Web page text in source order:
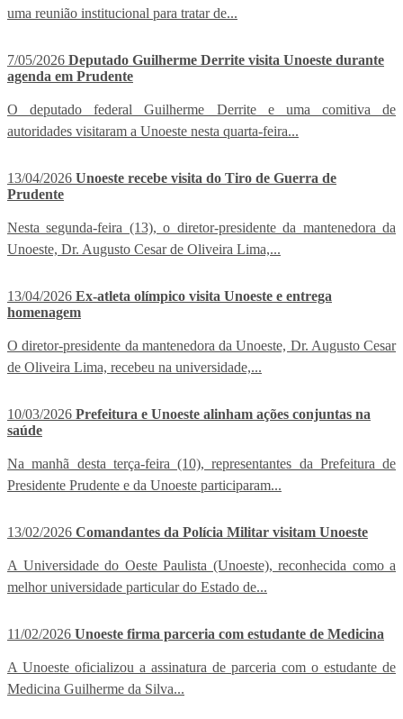
uma reunião institucional para tratar de...
7/05/2026 Deputado Guilherme Derrite visita Unoeste durante
agenda em Prudente
O deputado federal Guilherme Derrite e uma comitiva de
autoridades visitaram a Unoeste nesta quarta-feira...
13/04/2026 Unoeste recebe visita do Tiro de Guerra de
Prudente
Nesta segunda-feira (13), o diretor-presidente da mantenedora da
Unoeste, Dr. Augusto Cesar de Oliveira Lima,...
13/04/2026 Ex-atleta olímpico visita Unoeste e entrega
homenagem
O diretor-presidente da mantenedora da Unoeste, Dr. Augusto Cesar
de Oliveira Lima, recebeu na universidade,...
10/03/2026 Prefeitura e Unoeste alinham ações conjuntas na
saúde
Na manhã desta terça-feira (10), representantes da Prefeitura de
Presidente Prudente e da Unoeste participaram...
13/02/2026 Comandantes da Polícia Militar visitam Unoeste
A Universidade do Oeste Paulista (Unoeste), reconhecida como a
melhor universidade particular do Estado de...
11/02/2026 Unoeste firma parceria com estudante de Medicina
A Unoeste oficializou a assinatura de parceria com o estudante de
Medicina Guilherme da Silva...